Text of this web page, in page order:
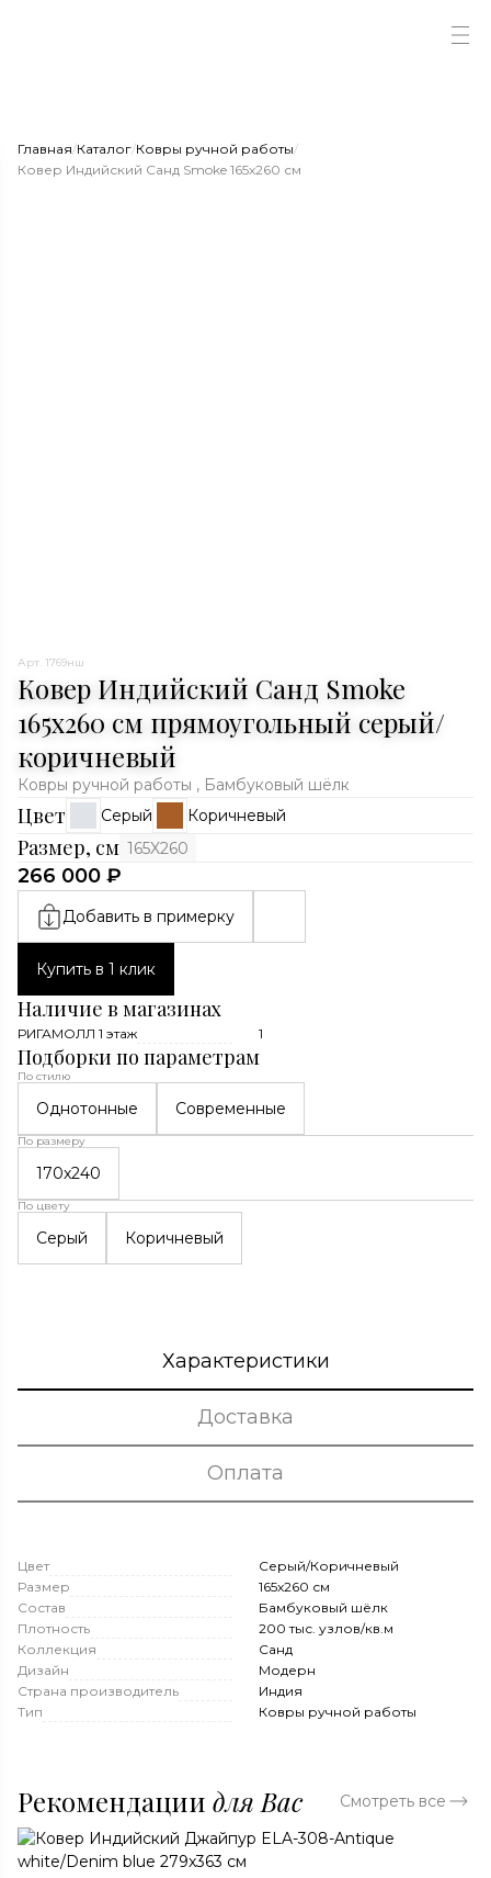
Главная/Каталог/Ковры ручной работы/
Ковер Индийский Санд Smoke 165x260 см
Арт. 1769нш
Ковер Индийский Санд Smoke
165x260 см прямоугольный серый/
коричневый
Ковры ручной работы , Бамбуковый шёлк
Цвет Серый Коричневый
Размер, см 165X260
266 000 ₽
Добавить в примерку
Купить в 1 клик
Наличие в магазинах
РИГАМОЛЛ 1 этаж 1
Подборки по параметрам
По стилю
Однотонные Современные
По размеру
170x240
По цвету
Серый Коричневый
Характеристики
Доставка
Оплата
Цвет
Серый/Коричневый
Размер
165x260 см
Состав
Бамбуковый шёлк
Плотность
200 тыс. узлов/кв.м
Коллекция
Санд
Дизайн
Модерн
Страна производитель
Индия
Тип
Ковры ручной работы
Рекомендации для Вас Смотреть все